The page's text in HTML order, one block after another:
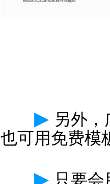
▶ 另外
也可用免费模
▶ 只要